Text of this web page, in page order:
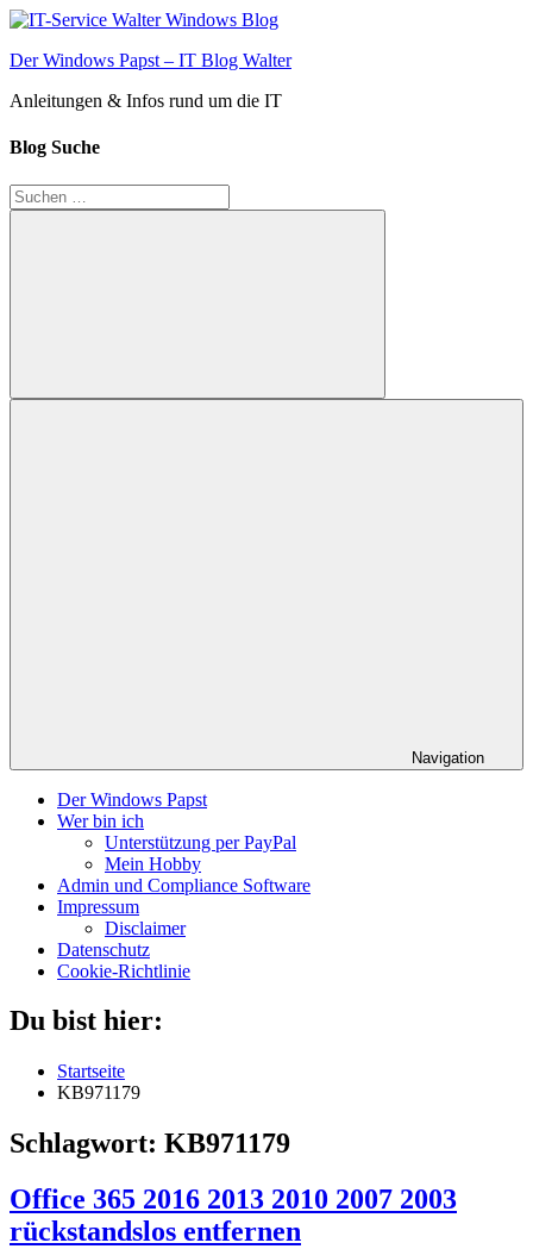
Zum
springen
Der Windows Papst – IT Blog Walter
Anleitungen & Infos rund um die IT
Blog Suche
Suchen
nach:
Suchen
Navigation
Der Windows Papst
Wer bin ich
Unterstützung per PayPal
Mein Hobby
Admin und Compliance Software
Impressum
Disclaimer
Datenschutz
Cookie-Richtlinie
Du bist hier:
Startseite
KB971179
Schlagwort: KB971179
Office 365 2016 2013 2010 2007 2003
rückstandslos entfernen